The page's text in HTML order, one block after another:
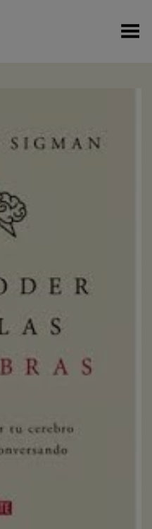
Menú Alterno